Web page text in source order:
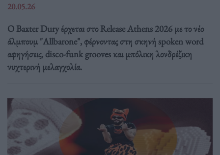
20.05.26
Ο Baxter Dury έρχεται στο Release Athens 2026 με το νέο
άλμπουμ "Allbarone", φέρνοντας στη σκηνή spoken word
αφηγήσεις, disco-funk grooves και μπόλικη λονδρέζικη
νυχτερινή μελαγχολία.